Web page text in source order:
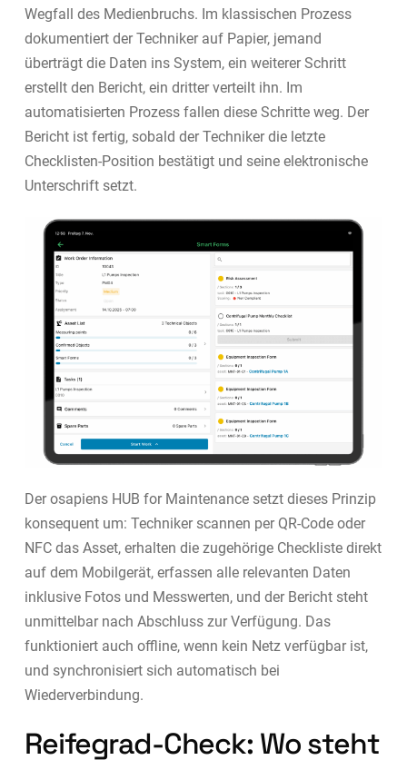
Wegfall des Medienbruchs. Im klassischen Prozess
dokumentiert der Techniker auf Papier, jemand
überträgt die Daten ins System, ein weiterer Schritt
erstellt den Bericht, ein dritter verteilt ihn. Im
automatisierten Prozess fallen diese Schritte weg. Der
Bericht ist fertig, sobald der Techniker die letzte
Checklisten-Position bestätigt und seine elektronische
Unterschrift setzt.
Der osapiens HUB for Maintenance setzt dieses Prinzip
konsequent um: Techniker scannen per QR-Code oder
NFC das Asset, erhalten die zugehörige Checkliste direkt
auf dem Mobilgerät, erfassen alle relevanten Daten
inklusive Fotos und Messwerten, und der Bericht steht
unmittelbar nach Abschluss zur Verfügung. Das
funktioniert auch offline, wenn kein Netz verfügbar ist,
und synchronisiert sich automatisch bei
Wiederverbindung.
Reifegrad-Check: Wo steht